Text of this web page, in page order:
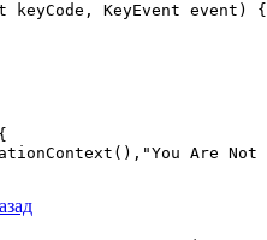
keyCode, KeyEvent event) {
Are